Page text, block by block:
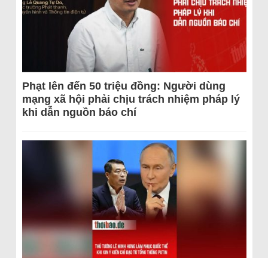
Phạt lên đến 50 triệu đồng: Người dùng
mạng xã hội phải chịu trách nhiệm pháp lý
khi dẫn nguồn báo chí